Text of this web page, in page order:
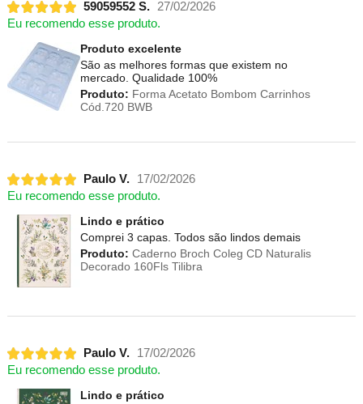
59059552 S.
27/02/2026
Eu recomendo esse produto.
Produto excelente
São as melhores formas que existem no
mercado. Qualidade 100%
Produto: Forma Acetato Bombom Carrinhos
Cód.720 BWB
Paulo V.
17/02/2026
Eu recomendo esse produto.
Lindo e prático
Comprei 3 capas. Todos são lindos demais
Produto: Caderno Broch Coleg CD Naturalis
Decorado 160Fls Tilibra
Paulo V.
17/02/2026
Eu recomendo esse produto.
Lindo e prático